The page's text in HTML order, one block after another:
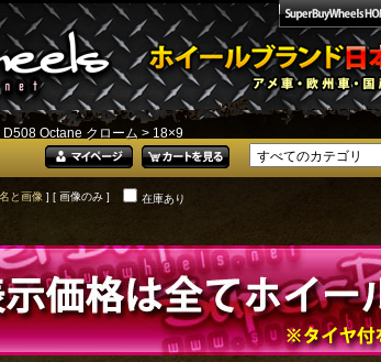
D508 Octane クローム > 18×9
と画像 ] [ 画像のみ ] 在庫あり